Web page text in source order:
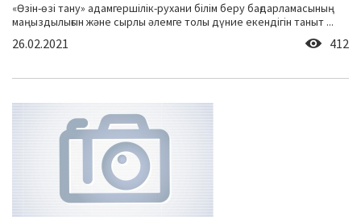
«Өзін-өзі тану» адамгершілік-рухани білім беру бағдарламасының
маңыздылығын және сырлы әлемге толы дүние екендігін таныт ...
26.02.2021 412